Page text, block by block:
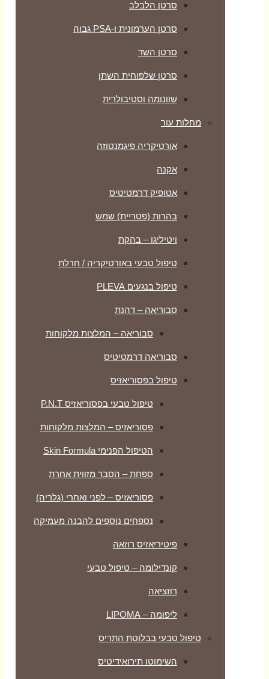
סרטן הלבלב
סרטן הערמונית ו-PSA גבוה
סרטן השד
סרטן שלפוחית השתן
שוונומה וסטיבולרית
מחלות עור
אורטיקריה פיגמנטוזה
אקנה
אטופיק דרמטיטיס
בהרות (פטריית) שמש
ויטיליגו – בהקת
טיפול טבעי באורטיקריה / חרלת
טיפול בנגעים PLEVA
סבוריאה – דהנת
סבוריאה – המלצות מלקוחות
סבוריאה דרמטיטיס
טיפול בפסוריאזיס
טיפול טבעי בפסוריאזיס P.N.T
פסוריאזיס – המלצות מלקוחות
הטיפול הפנימי Skin Formula
ספחת – הסבר מזווית אחרת
פסוריאזיס – לפני ואחרי (גלריה)
נספחים נוספים להבנה מעמיקה
פיטיריאזיס רוזאה
קונדילומה – טיפול טבעי
רוזציאה
ליפומה – LIPOMA
טיפול טבעי בבלוטת התריס
השימוטו תירואידיטיס